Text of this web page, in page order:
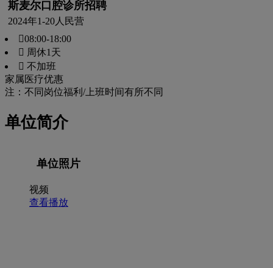
斯麦尔口腔诊所招聘
2024年1-20人 民营
08:00-18:00
 周休1天
 不加班
家属医疗优惠
注：不同岗位福利/上班时间有所不同
单位简介
单位照片
视频
查看播放